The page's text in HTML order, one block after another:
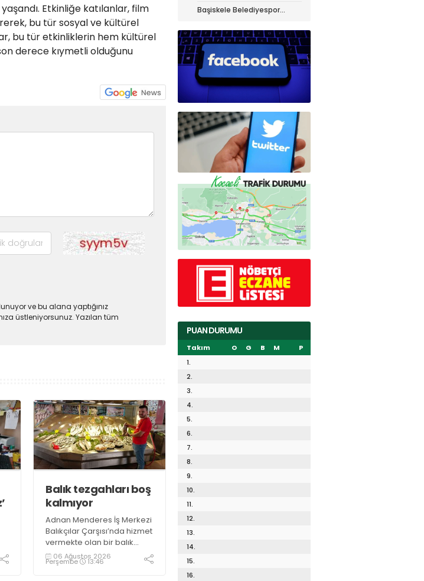
Etkinliğe katılanlar, film
bu tür sosyal ve kültürel
bu tür etkinliklerin hem kültürel
derece kıymetli olduğunu
ve bu alana yaptığınız
üstleniyorsunuz. Yazılan tüm
Balık tezgahları boş
kalmıyor
Adnan Menderes İş Merkezi
Balıkçılar Çarşısı’nda hizmet
vermekte olan bir balık
restoranının işletme
sahiplerinden Emrah
06 Ağustos 2026
Perşembe 13:46
Başiskele Belediyespor
PUAN DURUMU
Takım O G B M
P
1.
2.
3.
4.
5.
6.
7.
8.
9.
10.
11.
12.
13.
14.
15.
16.